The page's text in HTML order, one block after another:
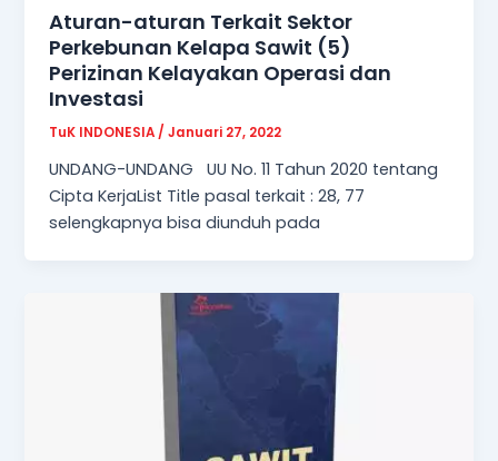
Aturan-aturan Terkait Sektor
Perkebunan Kelapa Sawit (5)
Perizinan Kelayakan Operasi dan
Investasi
TuK INDONESIA /Januari 27, 2022
UNDANG-UNDANG UU No. 11 Tahun 2020 tentang
Cipta KerjaList Title pasal terkait : 28, 77
selengkapnya bisa diunduh pada